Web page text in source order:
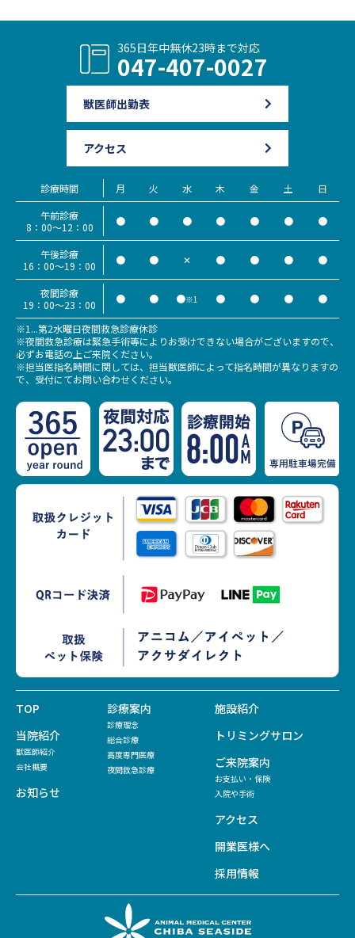
診療時間 月 火 水 木 金 土
日
午前診療
8：00～12：00
● ● ● ● ● ● ●
午後診療
16：00～19：00
● ● ✕ ● ● ● ●
夜間診療
19：00～23：00
● ● ●※1 ● ● ● ●
※1...第2水曜日夜間救急診療休診
※夜間救急診療は緊急手術等によりお受けできない場合がございますので、
必ずお電話の上ご来院ください。
※担当医指名時間に関しては、担当獣医師によって指名時間が異なりますの
で、受付にてお問い合わせください。
365日年中無休23時まで対応
047-407-0027
獣医師出勤表
アクセス
TOP
当院紹介
獣医師紹介
会社概要
お知らせ
診療案内
診療理念
総合診療
高度専門医療
夜間救急診療
施設紹介
トリミングサロン
ご来院案内
お支払い・保険
入院や手術
アクセス
開業医様へ
採用情報